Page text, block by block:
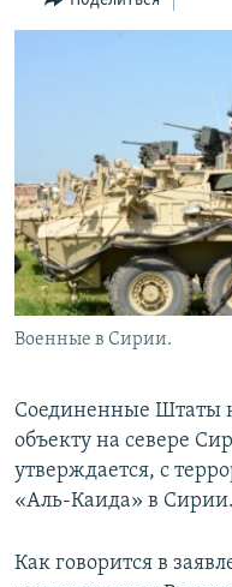
поиску
Военные в Сирии.
Соединенные Штаты
объекту на севере
утверждается, с
«Аль-Каида» в Сирии.
Как говорится в